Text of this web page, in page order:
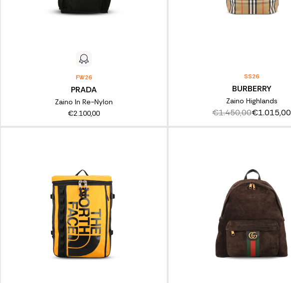
FW26
PRADA
Zaino In Re-Nylon
€2.100,00
SS26
BURBERRY
Zaino Highlands
€1.450,00€1.015,00